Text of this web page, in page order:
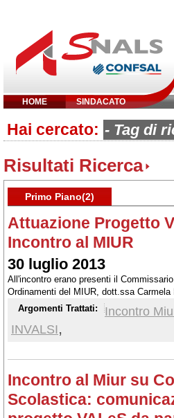
HOME SINDACATO
Inserisci
Hai cercato: - Tag di
Risultati Ricerca
Primo Piano(2)
Attuazione Progetto
Incontro al MIUR
30 luglio 2013
All'incontro erano presenti il
Ordinamenti del MIUR, dott.ssa Carmela
Argomenti Trattati:
Incontro
INVALSI,
Incontro al Miur su
Scolastica: